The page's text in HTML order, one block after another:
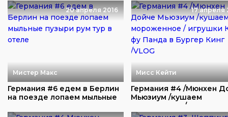
20 апреля 2016
Мистер Макс
Германия #6 едем в Берлин
на поезде лопаем мыльные
17 апреля
Мисс Кейти
Германия #4 /Мюнхен
Мьюзиум /кушаем
мороженное / игруш...